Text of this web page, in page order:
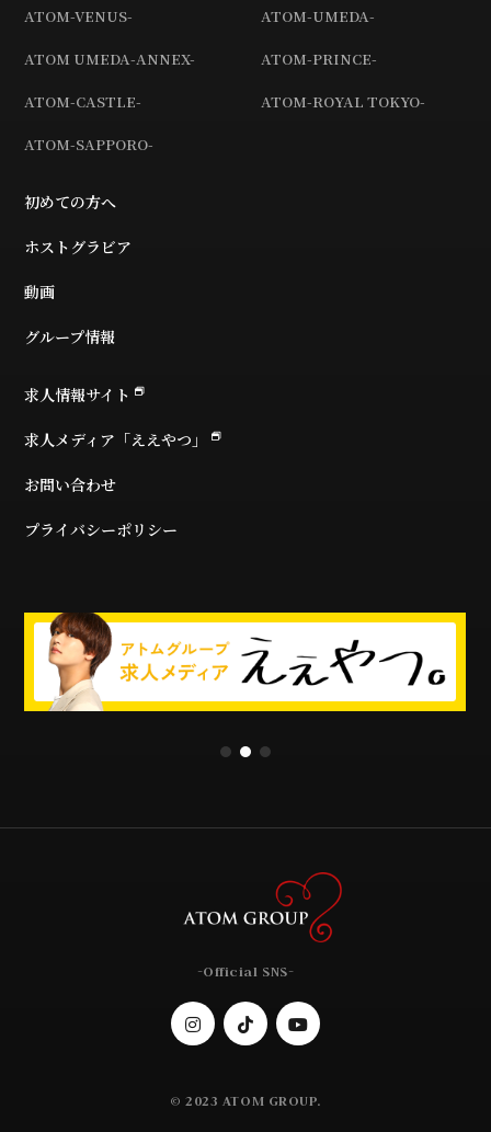
ATOM-VENUS- ATOM-UMEDA-
ATOM UMEDA-ANNEX- ATOM-PRINCE-
ATOM-CASTLE- ATOM-ROYAL TOKYO-
ATOM-SAPPORO-
初めての方へ
ホストグラビア
動画
グループ情報
求人情報サイト
求人メディア「ええやつ」
お問い合わせ
プライバシーポリシー
-Official SNS-
© 2023 ATOM GROUP.